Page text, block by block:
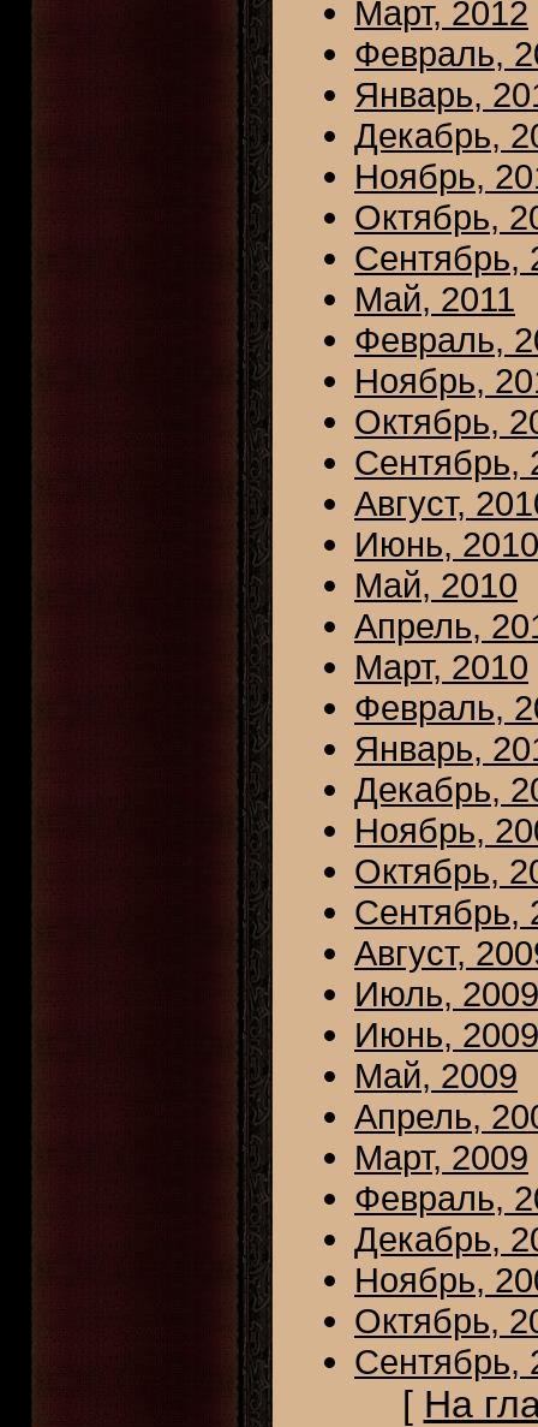
Март, 2012
Февраль,
Январь,
Декабрь,
Ноябрь,
Октябрь,
Сентябрь,
Май, 2011
Февраль,
Ноябрь,
Октябрь,
Сентябрь,
Август,
Июнь, 2010
Май, 2010
Апрель,
Март, 2010
Февраль,
Январь,
Декабрь,
Ноябрь,
Октябрь,
Сентябрь,
Август,
Июль, 2009
Июнь, 2009
Май, 2009
Апрель,
Март, 2009
Февраль,
Декабрь,
Ноябрь,
Октябрь,
Сентябрь,
[ На